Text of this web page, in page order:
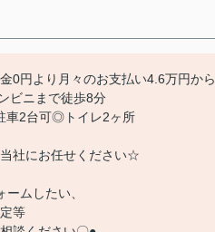
0円より月々のお支払い4.6万円から
ビニまで徒歩8分
2台可◎トイレ2ヶ所
社にお任せください☆
ムしたい、
等